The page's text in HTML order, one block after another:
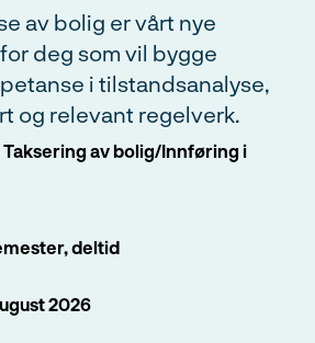
av bolig er vårt nye
deg som vil bygge
i tilstandsanalyse,
og relevant regelverk.
Taksering av bolig/Innføring i
deltid
2026